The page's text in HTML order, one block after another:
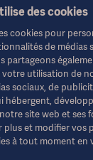
sont destinées
la santé ou à
titre d'information
et ne remplacent en
d'entretien ou les
aucune
basée sur ce
des cookies
cookies pour
de médias
partageons
utilisation de
sociaux, de
hébergent,
site web et ses
plus et modifier vos
à tout moment en